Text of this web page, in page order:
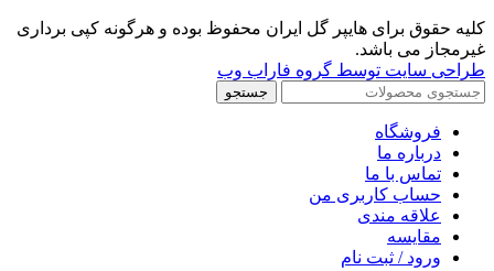
کلیه حقوق برای هایپر گل ایران محفوظ بوده و هرگونه کپی برداری
غیرمجاز می باشد.
طراحی سایت توسط گروه فاراب وب
جستجو
فروشگاه
درباره ما
تماس با ما
حساب کاربری من
علاقه مندی
مقايسه
ورود / ثبت نام